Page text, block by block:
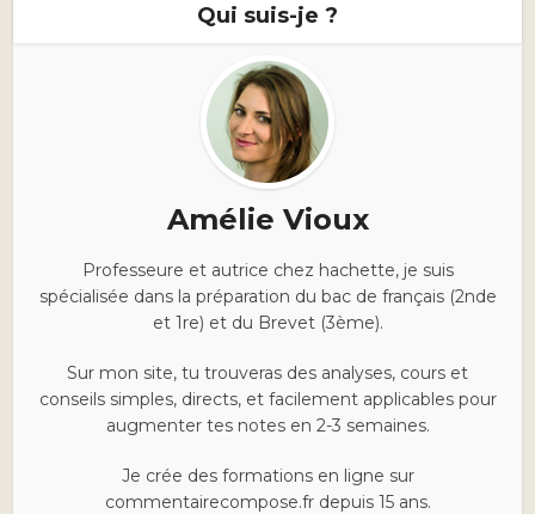
Qui suis-je ?
Amélie Vioux
Professeure et autrice chez hachette, je suis
spécialisée dans la préparation du bac de français (2nde
et 1re) et du Brevet (3ème).
Sur mon site, tu trouveras des analyses, cours et
conseils simples, directs, et facilement applicables pour
augmenter tes notes en 2-3 semaines.
Je crée des formations en ligne sur
commentairecompose.fr depuis 15 ans.